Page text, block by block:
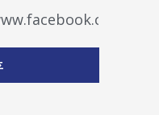
]